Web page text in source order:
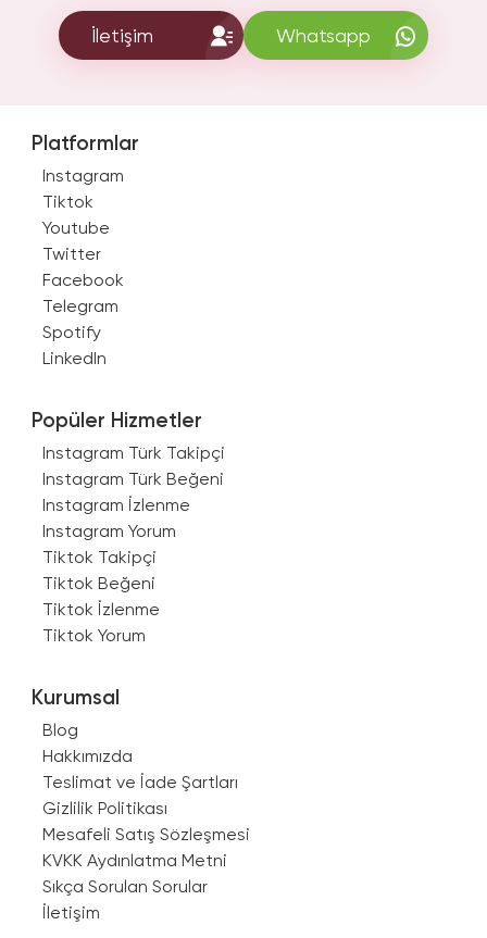
İletişim Whatsapp
Platformlar
Instagram
Tiktok
Youtube
Twitter
Facebook
Telegram
Spotify
LinkedIn
Popüler Hizmetler
Instagram Türk Takipçi
Instagram Türk Beğeni
Instagram İzlenme
Instagram Yorum
Tiktok Takipçi
Tiktok Beğeni
Tiktok İzlenme
Tiktok Yorum
Kurumsal
Blog
Hakkımızda
Teslimat ve İade Şartları
Gizlilik Politikası
Mesafeli Satış Sözleşmesi
KVKK Aydınlatma Metni
Sıkça Sorulan Sorular
İletişim